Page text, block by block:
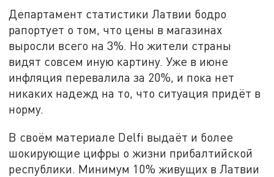
Департамент статистики Латвии бодро
рапортует о том, что цены в магазинах
выросли всего на 3%. Но жители страны
видят совсем иную картину. Уже в июне
инфляция перевалила за 20%, и пока нет
никаких надежд на то, что ситуация придёт в
норму.
В своём материале Delfi выдаёт и более
шокирующие цифры о жизни прибалтийской
республики. Минимум 10% живущих в Латвии